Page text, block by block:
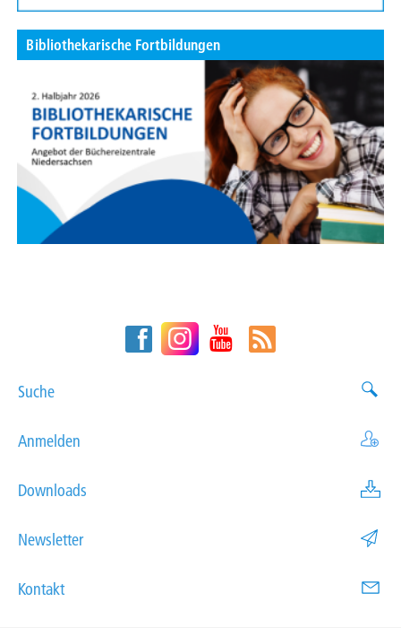
Bibliothekarische Fortbildungen
Suche
Anmelden
Downloads
Newsletter
Kontakt